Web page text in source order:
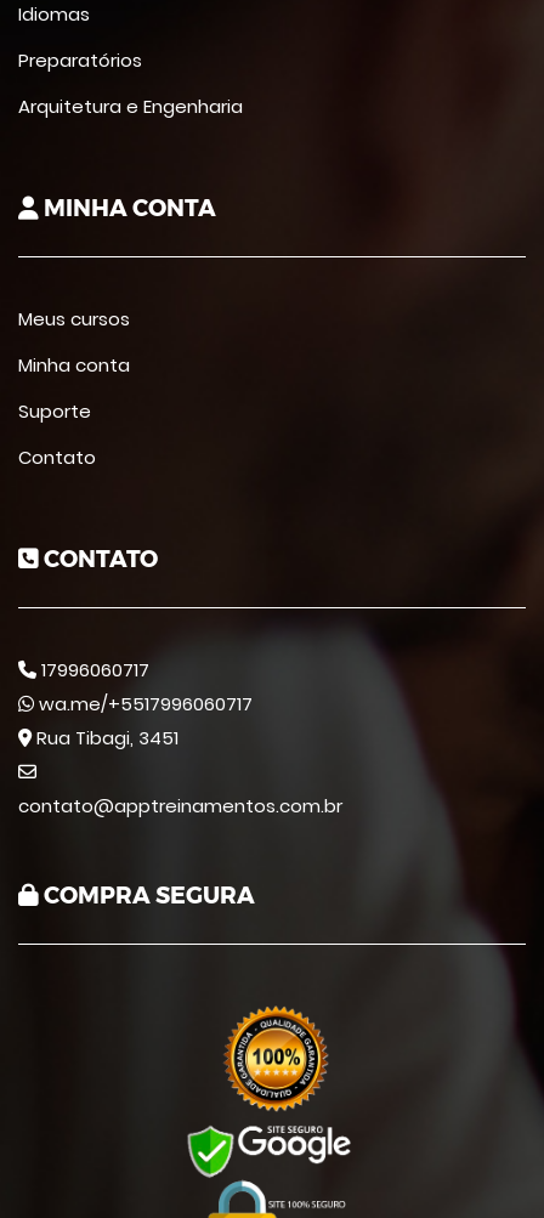
Idiomas
Preparatórios
Arquitetura e Engenharia
MINHA CONTA
Meus cursos
Minha conta
Suporte
Contato
CONTATO
17996060717
wa.me/+5517996060717
Rua Tibagi, 3451
contato@apptreinamentos.com.br
COMPRA SEGURA